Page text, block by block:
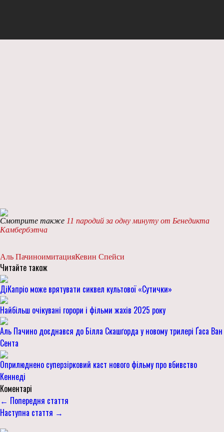
Смотрите также 11 пародий за одну минуту от Бенедикта
Камбербэтча
Аль ПачиноимитацияКевин Спейси
Читайте також
ДіКапріо може врятувати сиквел культової «Сутички»
Найбільш очікувані горори і фільми жахів 2025 року
Аль Пачино доєднався до Білла Скашґорда у новому трилері Ґаса Ван
Сента
Оприлюднено суперзірковий каст нового фільму про вбивство
Кеннеді
Коментарі
← Попередня стаття
Наступна стаття →